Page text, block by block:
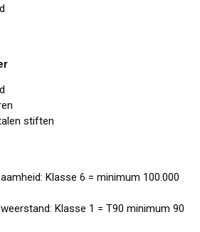
stiften
Klasse 6 = minimum 100.000
Klasse 1 = T90 minimum 90